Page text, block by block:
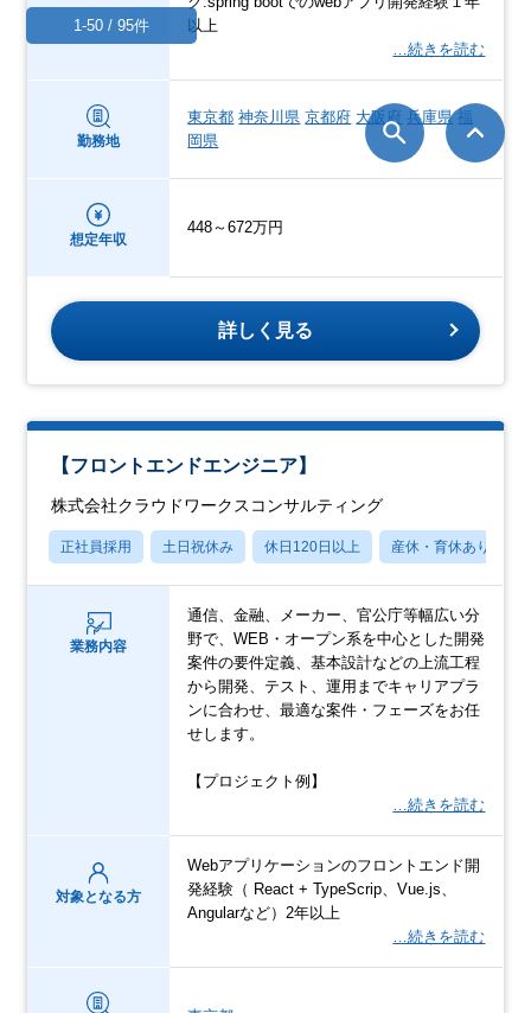
以上
…続きを読む
勤務地
東京都 神奈川県 京都府 大阪府 兵庫県 福
岡県
想定年収
448～672万円
詳しく見る
【フロントエンドエンジニア】
株式会社クラウドワークスコンサルティング
正社員採用 土日祝休み 休日120日以上 産休・育休あり
業務内容
通信、金融、メーカー、官公庁等幅広い分
野で、WEB・オープン系を中心とした開発
案件の要件定義、基本設計などの上流工程
から開発、テスト、運用までキャリアプラ
ンに合わせ、最適な案件・フェーズをお任
せします。
【プロジェクト例】
…続きを読む
対象となる方
Webアプリケーションのフロントエンド開
発経験（ React + TypeScrip、Vue.js、
Angularなど）2年以上
…続きを読む
1-50 / 95件